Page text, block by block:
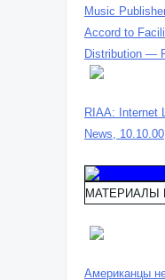
Music
Accord to
Distribution —
RIAA: Internet
News, 10.10.00
МАТЕРИАЛЫ
Американцы